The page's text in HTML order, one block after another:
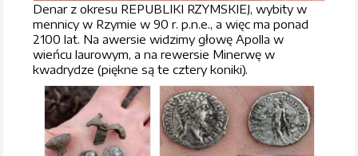
Denar z okresu REPUBLIKI RZYMSKIEJ, wybity w
mennicy w Rzymie w 90 r. p.n.e., a więc ma ponad
2100 lat. Na awersie widzimy głowę Apolla w
wieńcu laurowym, a na rewersie Minerwę w
kwadrydze (piękne są te cztery koniki).